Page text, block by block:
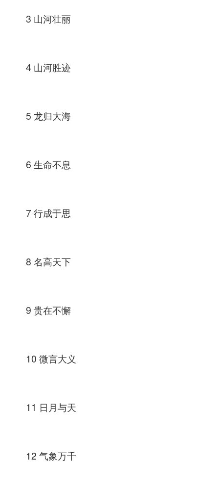
3 山河壮丽
4 山河胜迹
5 龙归大海
6 生命不息
7 行成于思
8 名高天下
9 贵在不懈
10 微言大义
11 日月与天
12 气象万千